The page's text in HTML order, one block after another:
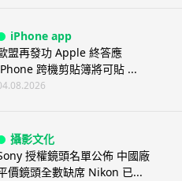
iPhone app
盟再發功 Apple 終答應
跨機剪貼簿將可貼 ...
攝影文化
授權鏡頭名單公佈 中國廠
價鏡頭全數缺席 Nikon 已...